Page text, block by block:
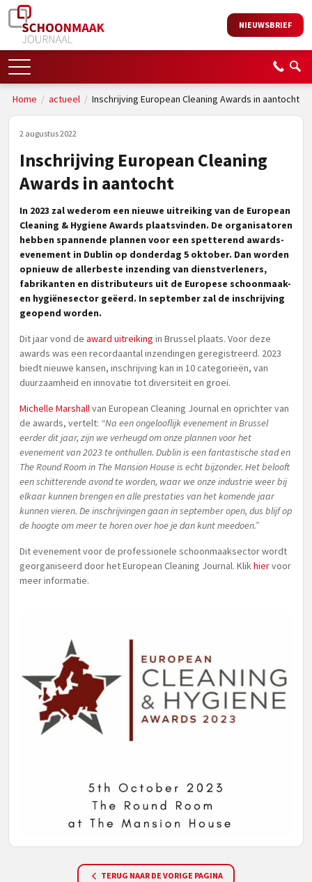
NIEUWSBRIEF
Home / actueel / Inschrijving European Cleaning Awards in aantocht
2 augustus 2022
Inschrijving European Cleaning
Awards in aantocht
In 2023 zal wederom een nieuwe uitreiking van de European
Cleaning & Hygiene Awards plaatsvinden. De organisatoren
hebben spannende plannen voor een spetterend awards-
evenement in Dublin op donderdag 5 oktober. Dan worden
opnieuw de allerbeste inzending van dienstverleners,
fabrikanten en distributeurs uit de Europese schoonmaak-
en hygiënesector geëerd. In september zal de inschrijving
geopend worden.
Dit jaar vond de award uitreiking in Brussel plaats. Voor deze
awards was een recordaantal inzendingen geregistreerd. 2023
biedt nieuwe kansen, inschrijving kan in 10 categorieën, van
duurzaamheid en innovatie tot diversiteit en groei.
Michelle Marshallvan European Cleaning Journal en oprichter van
de awards, vertelt: “Na een ongelooflijk evenement in Brussel
eerder dit jaar, zijn we verheugd om onze plannen voor het
evenement van 2023 te onthullen. Dublin is een fantastische stad en
The Round Room in The Mansion House is echt bijzonder. Het belooft
een schitterende avond te worden, waar we onze industrie weer bij
elkaar kunnen brengen en alle prestaties van het komende jaar
kunnen vieren. De inschrijvingen gaan in september open, dus blijf op
de hoogte om meer te horen over hoe je dan kunt meedoen.”
Dit evenement voor de professionele schoonmaaksector wordt
georganiseerd door het European Cleaning Journal. Klikhiervoor
meer informatie.
TERUG NAAR DE VORIGE PAGINA